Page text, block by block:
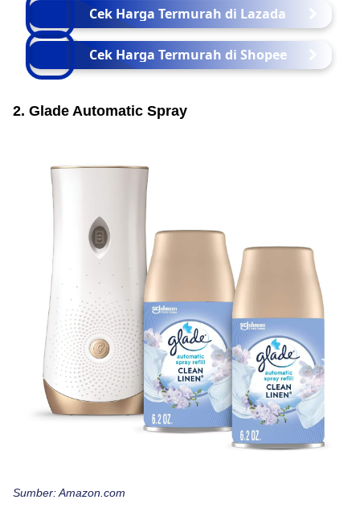
Cek Harga Termurah di Lazada
Cek Harga Termurah di Shopee
2. Glade Automatic Spray
Sumber: Amazon.com